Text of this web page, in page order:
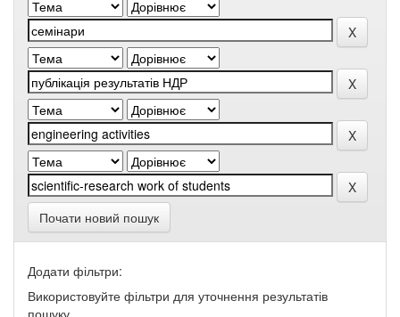
Почати новий пошук
Додати фільтри:
Використовуйте фільтри для уточнення результатів
пошуку.